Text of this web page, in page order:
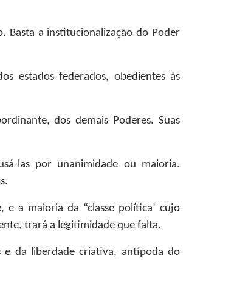
Basta a institucionalização do Poder
estados federados, obedientes às
dos demais Poderes. Suas
las por unanimidade ou maioria.
e a maioria da “classe política’ cujo
trará a legitimidade que falta.
e da liberdade criativa, antípoda do